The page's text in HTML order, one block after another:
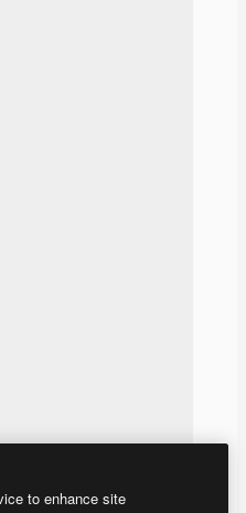
to enhance site